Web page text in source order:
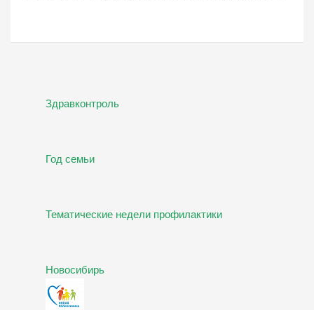
Здравконтроль
Год семьи
Тематические недели профилактики
Новосибирь